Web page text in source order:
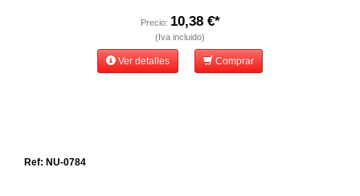
Precio: 10,38 €*
(Iva incluido)
Ver detalles Comprar
Ref: NU-0784